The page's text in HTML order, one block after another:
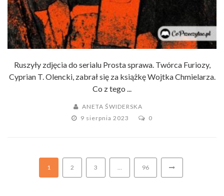
Ruszyły zdjęcia do serialu Prosta sprawa. Twórca Furiozy,
Cyprian T. Olencki, zabrał się za książkę Wojtka Chmielarza.
Co z tego ...
ANETA ŚWIDERSKA
9 sierpnia 2023
0
1 2 3 96